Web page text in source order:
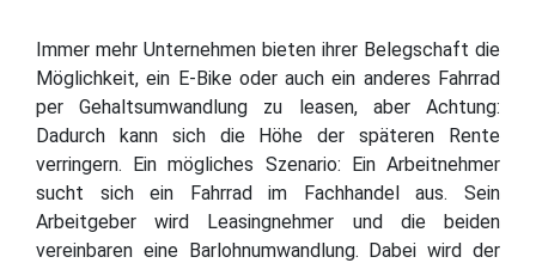
Immer mehr Unternehmen bieten ihrer Belegschaft die
Möglichkeit, ein E-Bike oder auch ein anderes Fahrrad
per Gehaltsumwandlung zu leasen, aber Achtung:
Dadurch kann sich die Höhe der späteren Rente
verringern. Ein mögliches Szenario: Ein Arbeitnehmer
sucht sich ein Fahrrad im Fachhandel aus. Sein
Arbeitgeber wird Leasingnehmer und die beiden
vereinbaren eine Barlohnumwandlung. Dabei wird der